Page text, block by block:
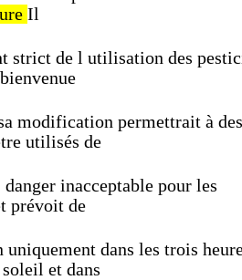
Il
strict de l utilisation des
bienvenue
modification permettrait à des
utilisés de
danger inacceptable pour les
prévoit de
uniquement dans les trois
soleil et dans